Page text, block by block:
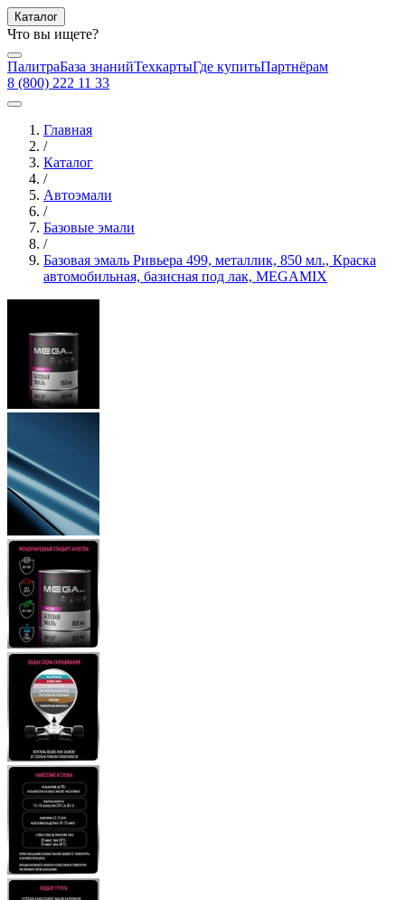
Каталог
Что вы ищете?
ПалитраБаза знанийТехкартыГде купитьПартнёрам
8 (800) 222 11 33
Главная
/
Каталог
/
Автоэмали
/
Базовые эмали
/
Базовая эмаль Ривьера 499, металлик, 850 мл., Краска
автомобильная, базисная под лак, MEGAMIX